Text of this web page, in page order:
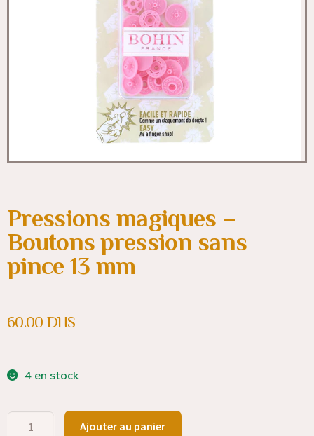
Pressions magiques –
Boutons pression sans
pince 13 mm
60.00 DHS
4 en stock
Ajouter au panier